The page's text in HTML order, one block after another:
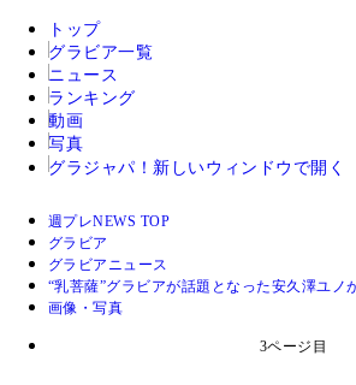
トップ
グラビア一覧
ニュース
ランキング
動画
写真
グラジャパ！ 新しいウィンドウで開く
週プレNEWS TOP
グラビア
グラビアニュース
“乳菩薩”グラビアが話題となった安久澤ユ
画像・写真
3ページ目